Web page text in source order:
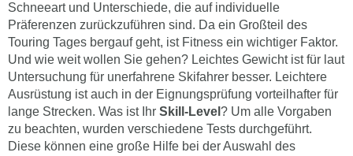
Schneeart und Unterschiede, die auf individuelle
Präferenzen zurückzuführen sind. Da ein Großteil des
Touring Tages bergauf geht, ist Fitness ein wichtiger Faktor.
Und wie weit wollen Sie gehen? Leichtes Gewicht ist für laut
Untersuchung für unerfahrene Skifahrer besser. Leichtere
Ausrüstung ist auch in der Eignungsprüfung vorteilhafter für
lange Strecken. Was ist Ihr Skill-Level ? Um alle Vorgaben
zu beachten, wurden verschiedene Tests durchgeführt.
Diese können eine große Hilfe bei der Auswahl des